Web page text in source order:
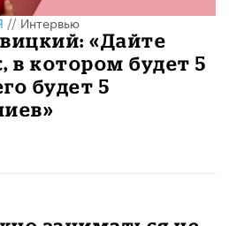
//Интервью
«Дайте
в котором будет 5
будет 5